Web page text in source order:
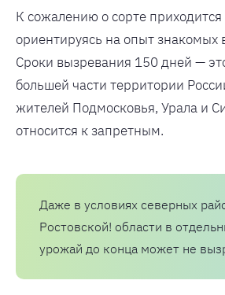
К сожалению о сорте приходится
ориентируясь на опыт знакомых
Сроки вызревания 150 дней —
большей части территории
жителей Подмосковья, Урала и
относится к запретным.
Даже в условиях северных
Ростовской! области в
урожай до конца может не